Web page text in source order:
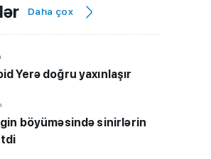
Daha çox
Yerə doğru yaxınlaşır
böyüməsində sinirlərin